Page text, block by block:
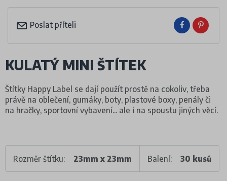
Poslat příteli
KULATÝ MINI ŠTÍTEK
Štítky Happy Label se dají použít prostě na cokoliv, třeba
právě na oblečení, gumáky, boty, plastové boxy, penály či
na hračky, sportovní vybavení... ale i na spoustu jiných věcí.
Rozměr štítku: 23mm x 23mm Balení: 30 kusů